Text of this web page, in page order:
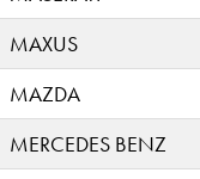
MAXUS
MAZDA
MERCEDES BENZ